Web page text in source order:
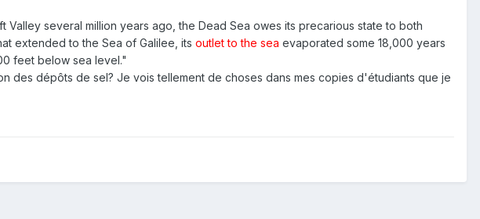
several million years ago, the Dead Sea owes its precarious state to both
extended to the Sea of Galilee, its outlet to the sea evaporated some 18,000 years
feet below sea level."
des dépôts de sel? Je vois tellement de choses dans mes copies d'étudiants que je